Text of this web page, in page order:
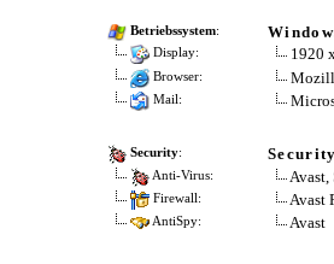
Betriebssystem:
Display: 1920
Browser:
Mail:
Security: Security
Anti-Virus: Avast,
Firewall: Avast
AntiSpy: Avast